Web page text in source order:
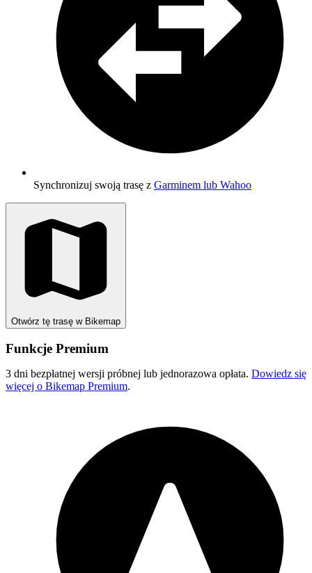
Synchronizuj swoją trasę z Garminem lub Wahoo
Otwórz tę trasę w Bikemap
Funkcje Premium
3 dni bezpłatnej wersji próbnej lub jednorazowa opłata. Dowiedz się
więcej o Bikemap Premium.